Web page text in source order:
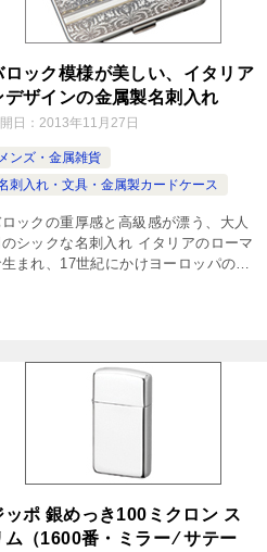
ロック模様が美しい、イタリア
デザインの金属製名刺入れ
日：2013年11月27日
メンズ・金属雑貨
刺入れ・文具・金属製カードケース
ックの重厚感と高級感が漂う、大人
シックな名刺入れ イタリアのローマ
まれ、17世紀にかけヨーロッパの大
ッポ 銀めっき100ミクロン ス
ム（1600番・ミラー ⁄ サテー